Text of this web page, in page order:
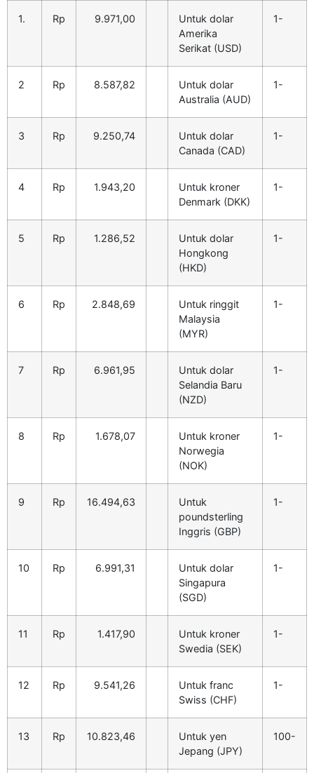
1. Rp 9.971,00
Untuk dolar
Amerika
Serikat (USD)
1-
2 Rp 8.587,82
Untuk dolar
Australia (AUD)
1-
3 Rp 9.250,74
Untuk dolar
Canada (CAD)
1-
4 Rp 1.943,20
Untuk kroner
Denmark (DKK)
1-
5 Rp 1.286,52
Untuk dolar
Hongkong
(HKD)
1-
6 Rp 2.848,69
Untuk ringgit
Malaysia
(MYR)
1-
7 Rp 6.961,95
Untuk dolar
Selandia Baru
(NZD)
1-
8 Rp 1.678,07
Untuk kroner
Norwegia
(NOK)
1-
9 Rp 16.494,63
Untuk
poundsterling
Inggris (GBP)
1-
10 Rp 6.991,31
Untuk dolar
Singapura
(SGD)
1-
11 Rp 1.417,90
Untuk kroner
Swedia (SEK)
1-
12 Rp 9.541,26
Untuk franc
Swiss (CHF)
1-
13 Rp 10.823,46
Untuk yen
Jepang (JPY)
100-